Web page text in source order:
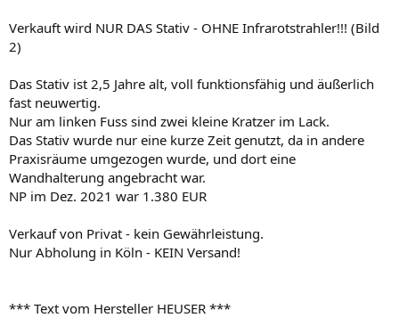
Verkauft wird NUR DAS Stativ - OHNE Infrarotstrahler!!! (Bild
2)
Das Stativ ist 2,5 Jahre alt, voll funktionsfähig und äußerlich
fast neuwertig.
Nur am linken Fuss sind zwei kleine Kratzer im Lack.
Das Stativ wurde nur eine kurze Zeit genutzt, da in andere
Praxisräume umgezogen wurde, und dort eine
Wandhalterung angebracht war.
NP im Dez. 2021 war 1.380 EUR
Verkauf von Privat - kein Gewährleistung.
Nur Abholung in Köln - KEIN Versand!
*** Text vom Hersteller HEUSER ***